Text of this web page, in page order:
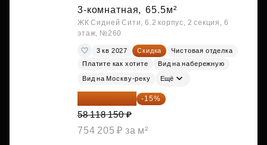
3-комнатная, 65.5м²
ЖК Сидней Сити, 6.2 корпус, 2 секция, 6
этаж, №260
3 кв 2027 Скидка
Чистовая отделка
Платите как хотите
Вид на набережную
Вид на Москву-реку Ещё
49 400 428 ₽ -15%
58 118 150 ₽
754 205 ₽ за м²